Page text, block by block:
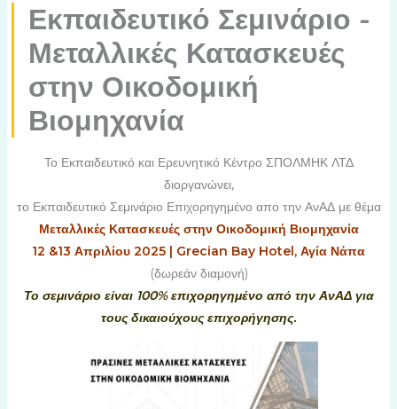
Εκπαιδευτικό Σεμινάριο -
Μεταλλικές Κατασκευές
στην Οικοδομική
Βιομηχανία
Το Εκπαιδευτικό και Ερευνητικό Κέντρο ΣΠΟΛΜΗΚ ΛΤΔ
διοργανώνει,
το Εκπαιδευτικό Σεμινάριο Επιχορηγημένο απο την ΑνΑΔ με θέμα
Μεταλλικές Κατασκευές στην Οικοδομική Βιομηχανία
12 &13 Απριλίου 2025 | Grecian Bay Hotel, Αγία Νάπα
(δωρεάν διαμονή)
Το σεμινάριο είναι 100% επιχορηγημένο από την ΑνΑΔ για
τους δικαιούχους επιχορήγησης.